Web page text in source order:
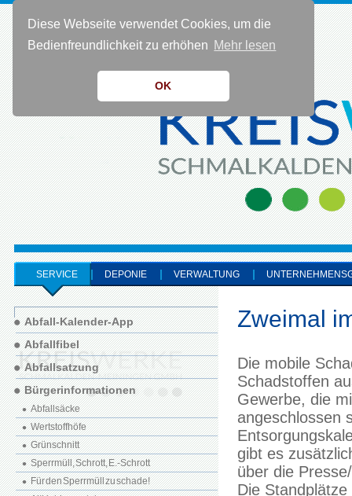
Diese Webseite verwendet Cookies, um die
Bedienfreundlichkeit zu erhöhen Mehr lesen
OK
KONTAKT 0 36 83 - 40 91 0
SERVICE DEPONIE VERWALTUNG
Zweimal
Die mobile
Schadstoffen
Gewerbe, die
angeschlossen
gibt es
über die
Die
Abfall-Kalender-App
Abfallfibel
Abfallsatzung
Bürgerinformationen
Abfallsäcke
Wertstoffhöfe
Grünschnitt
Sperrmüll, Schrott, E.-Schrott
Für den Sperrmüll zu schade!